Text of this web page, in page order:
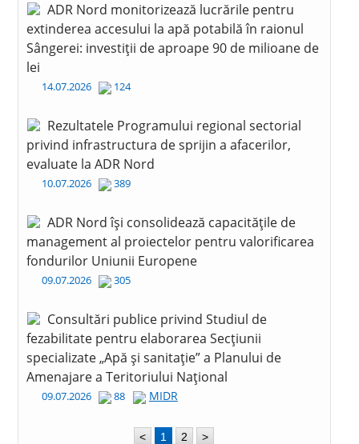
ADR Nord monitorizează lucrările pentru
extinderea accesului la apă potabilă în raionul
Sângerei: investiții de aproape 90 de milioane de
lei
14.07.2026 124
Rezultatele Programului regional sectorial
privind infrastructura de sprijin a afacerilor,
evaluate la ADR Nord
10.07.2026 389
ADR Nord își consolidează capacitățile de
management al proiectelor pentru valorificarea
fondurilor Uniunii Europene
09.07.2026 305
Consultări publice privind Studiul de
fezabilitate pentru elaborarea Secțiunii
specializate „Apă și sanitație” a Planului de
Amenajare a Teritoriului Național
09.07.2026 88 MIDR
< 1 2 >